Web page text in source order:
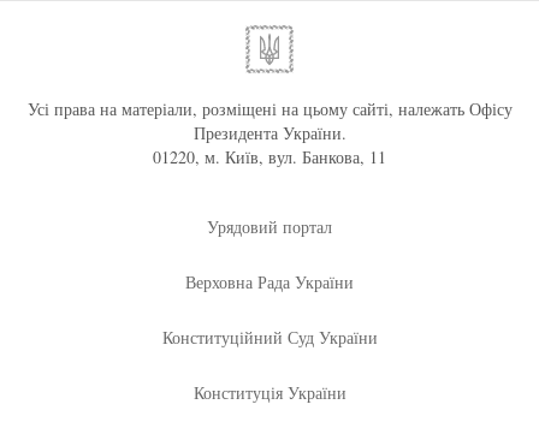
Усі права на матеріали, розміщені на цьому сайті, належать Офісу
Президента України.
01220, м. Київ, вул. Банкова, 11
Урядовий портал
Верховна Рада України
Конституційний Суд України
Конституція України